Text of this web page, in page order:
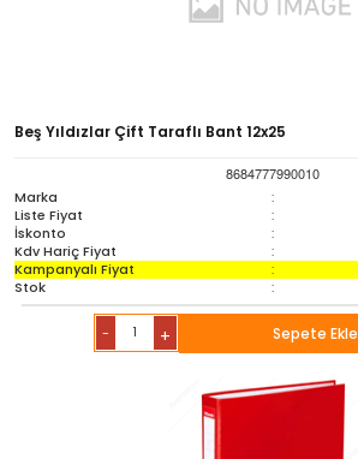
Beş Yıldızlar Çift Taraflı Bant 12x25
8684777990010
Marka
:
Liste Fiyat :
İskonto :
Kdv Hariç Fiyat :
Kampanyalı Fiyat :
Stok :
- + Sepete Ekle